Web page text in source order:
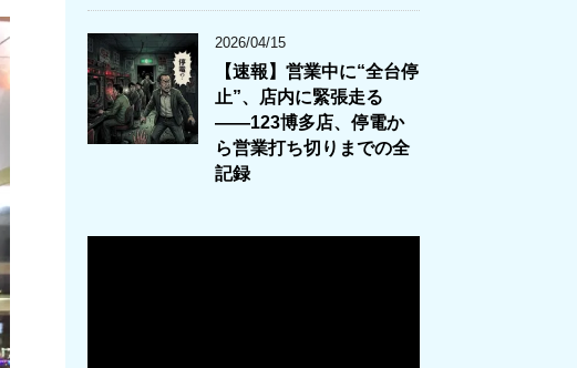
2026/04/15
【速報】営業中に“全台停
止”、店内に緊張走る
――123博多店、停電か
ら営業打ち切りまでの全
記録